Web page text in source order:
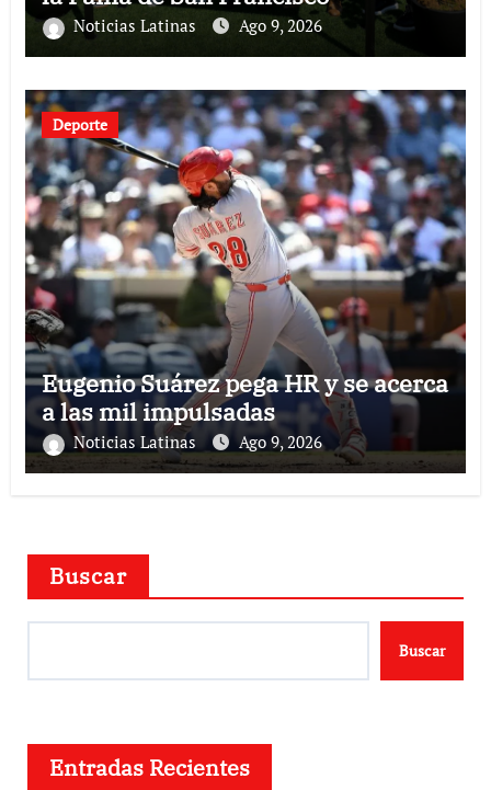
Noticias Latinas Ago 9, 2026
Deporte
Eugenio Suárez pega HR y se acerca
a las mil impulsadas
Noticias Latinas Ago 9, 2026
Buscar
Buscar
Entradas Recientes